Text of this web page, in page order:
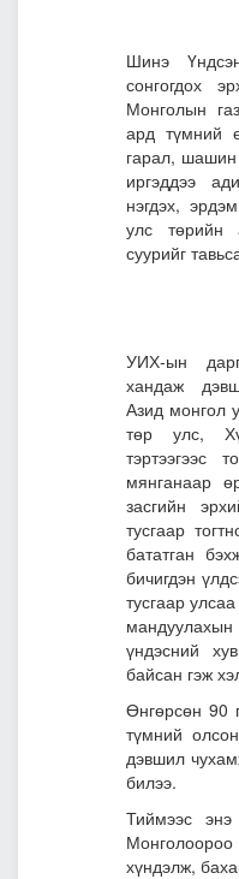
Шинэ
сонгогдох
Монголын
ард түмний
гарал, шашин
иргэддээ
нэгдэх,
улс төрийн
суурийг
УИХ-ын
хандаж
Азид монгол
төр улс,
тэртээгээс
мянганаар
засгийн
тусгаар
бататган
бичигдэн
тусгаар
үндэсний
байсан гэж
Өнгөрсөн 90
түмний
дэвшил
билээ.
Тиймээс энэ
хүндэлж,